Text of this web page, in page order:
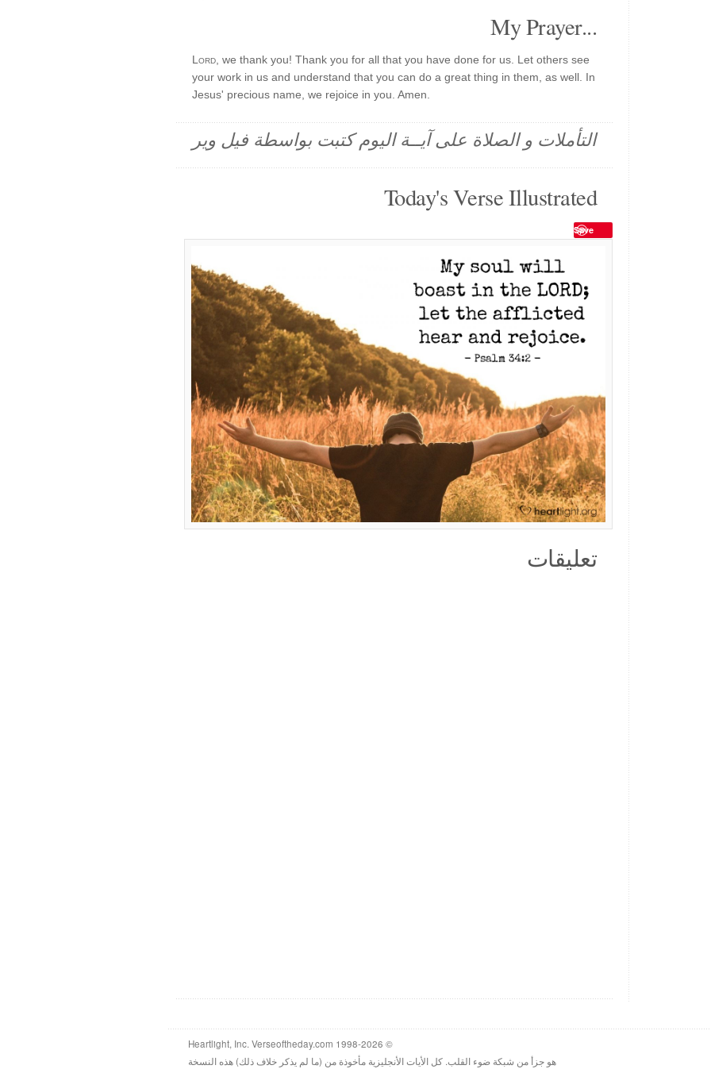
My Prayer...
Lord , we thank you! Thank you for all that you have done for us. Let others see
your work in us and understand that you can do a great thing in them, as well. In
Jesus' precious name, we rejoice in you. Amen.
التأملات و الصلاة على آيــة اليوم كتبت بواسطة فيل وير
Today's Verse Illustrated
Save
تعليقات
© 1998-2026 Heartlight, Inc. Verseoftheday.com
هو جزأ من شبكة ضوء القلب. كل الأيات الأنجليزية مأخوذة من (ما لم يذكر خلاف ذلك) هذه النسخة